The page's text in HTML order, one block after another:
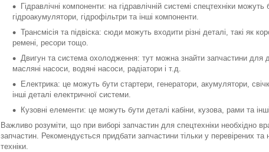
Гідравлічні компоненти: на гідравлічній системі спецтехніки
гідроакумулятори, гідрофільтри та інші компоненти.
Трансмісія та підвіска: сюди можуть входити різні деталі, такі як
ремені, ресори тощо.
Двигун та система охолодження: тут можна знайти запчастини для
масляні насоси, водяні насоси, радіатори і т.д.
Електрика: це можуть бути стартери, генератори, акумулятори,
інші деталі електричної системи.
Кузовні елементи: це можуть бути деталі кабіни, кузова, рами та
Важливо розуміти, що при виборі запчастин для спецтехніки необхідно
запчастин. Рекомендується придбати запчастини тільки у перевірених
техніки.